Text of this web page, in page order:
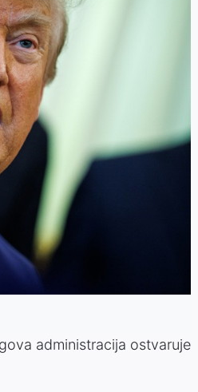
administracija ostvaruje